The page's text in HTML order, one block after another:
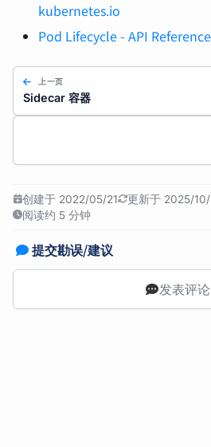
kubernetes.io
Pod Lifecycle - API
上一页
Sidecar 容器
创建于 2022/05/21 更新于 2025/
阅读约 5 分钟
提交勘误/建议
发表评论